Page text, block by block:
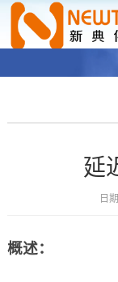
延
日
概述：